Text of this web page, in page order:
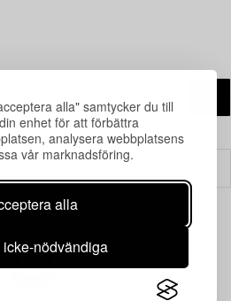
alla" samtycker du till
enhet för att förbättra
analysera webbplatsens
vår marknadsföring.
alla
nödvändiga